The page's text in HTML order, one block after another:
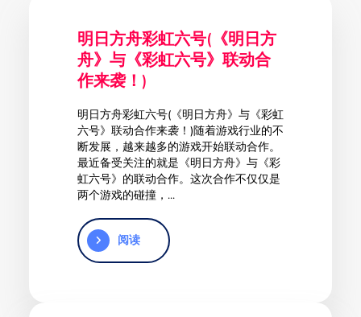
明日方舟彩虹六号(《明日方
舟》与《彩虹六号》联动合
作来袭！)
明日方舟彩虹六号(《明日方舟》与《彩虹
六号》联动合作来袭！)随着游戏行业的不
断发展，越来越多的游戏开始联动合作。
最近备受关注的就是《明日方舟》与《彩
虹六号》的联动合作。这次合作不仅仅是
两个游戏的碰撞，...
阅读